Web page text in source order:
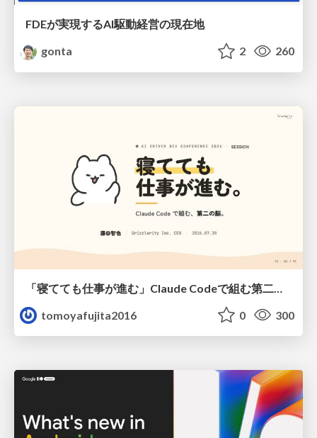
FDEが実現するAI駆動経営の現在地
gonta
2 260
tomoyafujita2016
0 300